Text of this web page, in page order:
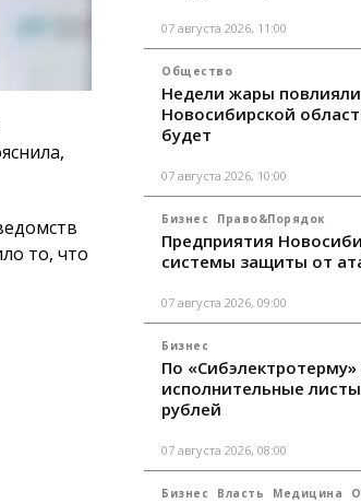
то, что
07 августа 2026, 11:00
Общество
Недели жары
Новосибирской
будет
07 августа 2026, 10:00
Бизнес Право&Порядок
Предприятия
системы защиты от
07 августа 2026, 09:00
Бизнес
По
исполнительные
рублей
07 августа 2026, 08:00
Бизнес Власть Медицина